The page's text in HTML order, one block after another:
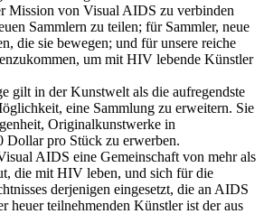
Mission von Visual AIDS zu verbinden
Sammlern zu teilen; für Sammler, neue
die sie bewegen; und für unsere reiche
um mit HIV lebende Künstler
gilt in der Kunstwelt als die aufregendste
eine Sammlung zu erweitern. Sie
Originalkunstwerke in
Dollar pro Stück zu erwerben.
AIDS eine Gemeinschaft von mehr als
die mit HIV leben, und sich für die
derjenigen eingesetzt, die an AIDS
heuer teilnehmenden Künstler ist der aus